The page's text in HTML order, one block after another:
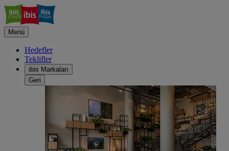
Menü
Hedefler
Teklifler
ibis Markaları
Geri